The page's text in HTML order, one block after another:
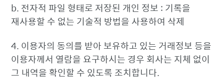
b. 전자적 파일 형태로 저장된 개인 정보 : 기록을
재사용할 수 없는 기술적 방법을 사용하여 삭제
4. 이용자의 동의를 받아 보유하고 있는 거래정보 등을
이용자께서 열람을 요구하시는 경우 회사는 지체 없이
그 내역을 확인할 수 있도록 조치합니다.